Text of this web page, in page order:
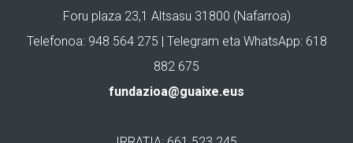
Foru plaza 23,1 Altsasu 31800 (Nafarroa)
Telefonoa: 948 564 275 | Telegram eta WhatsApp: 618
882 675
fundazioa@guaixe.eus